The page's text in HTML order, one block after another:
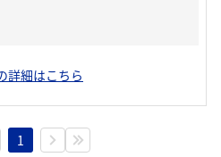
詳細はこちら
1